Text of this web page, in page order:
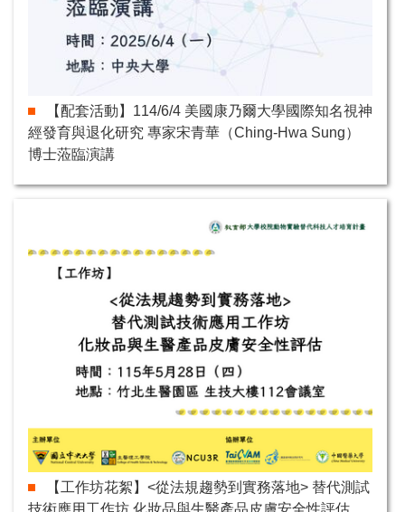
【配套活動】114/6/4 美國康乃爾大學國際知名視神
經發育與退化研究 專家宋青華（Ching‐Hwa Sung）
博士蒞臨演講
【工作坊花絮】<從法規趨勢到實務落地> 替代測試
技術應用工作坊 化妝品與生醫產品皮膚安全性評估